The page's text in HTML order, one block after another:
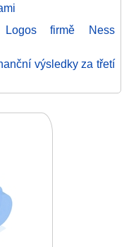
firmě Ness
výsledky za třetí